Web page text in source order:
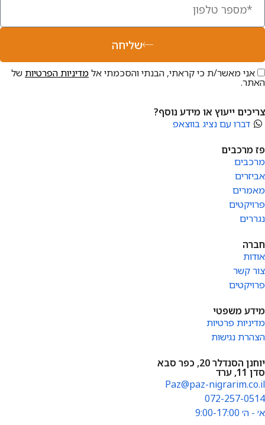
אני מאשר/ת כי קראתי, הבנתי והסכמתי אלמדיניות הפרטיות של
האתר.
שליחה
צריכים ייעוץ או מידע נוסף?
דברו עם נציג בווצאפ
פז מרכבים
מרכבים
אביזרים
מאמרים
פרויקטים
נגררים
חברה
אודות
צור קשר
פרויקטים
מידע משפטי
מדיניות פרטיות
הצהרת נגישות
יוחנן הסנדלר 20, כפר סבא
סדן 11, ערד
Paz@paz-nigrarim.co.il
072-257-0514
א׳ - ה׳ 9:00-17:00